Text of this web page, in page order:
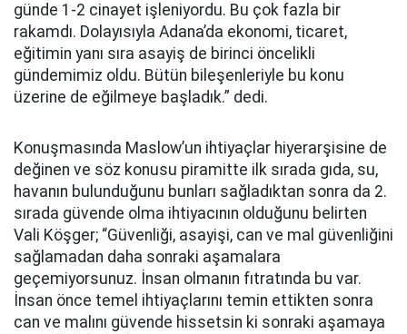
günde 1-2 cinayet işleniyordu. Bu çok fazla bir
rakamdı. Dolayısıyla Adana’da ekonomi, ticaret,
eğitimin yanı sıra asayiş de birinci öncelikli
gündemimiz oldu. Bütün bileşenleriyle bu konu
üzerine de eğilmeye başladık.” dedi.
Konuşmasında Maslow’un ihtiyaçlar hiyerarşisine de
değinen ve söz konusu piramitte ilk sırada gıda, su,
havanın bulunduğunu bunları sağladıktan sonra da 2.
sırada güvende olma ihtiyacının olduğunu belirten
Vali Köşger; “Güvenliği, asayişi, can ve mal güvenliğini
sağlamadan daha sonraki aşamalara
geçemiyorsunuz. İnsan olmanın fıtratında bu var.
İnsan önce temel ihtiyaçlarını temin ettikten sonra
can ve malını güvende hissetsin ki sonraki aşamaya